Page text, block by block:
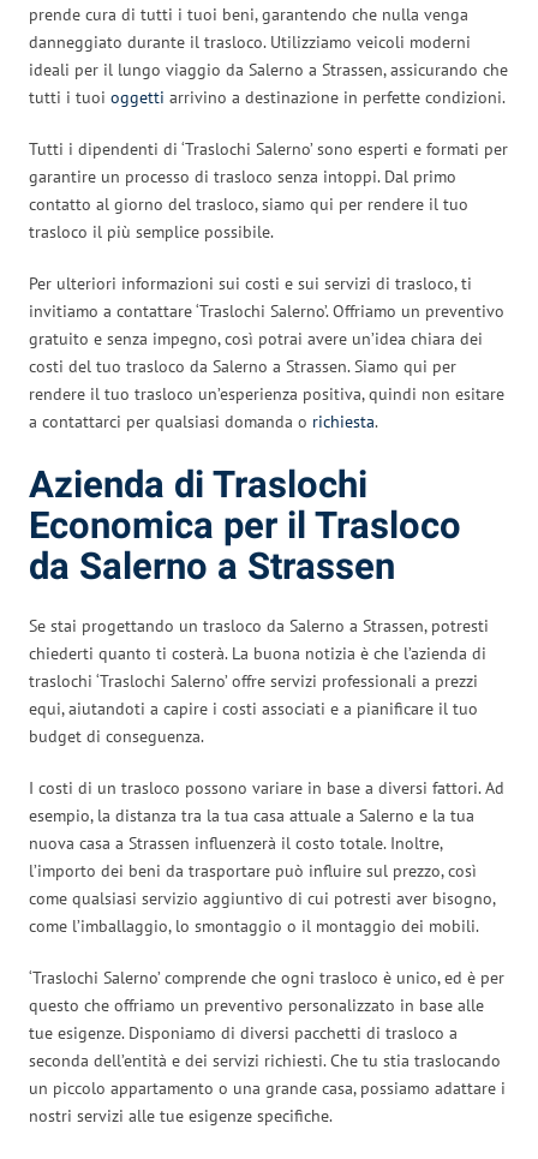
prende cura di tutti i tuoi beni, garantendo che nulla venga
danneggiato durante il trasloco. Utilizziamo veicoli moderni
ideali per il lungo viaggio da Salerno a Strassen, assicurando che
tutti i tuoi oggetti arrivino a destinazione in perfette condizioni.
Tutti i dipendenti di ‘Traslochi Salerno’ sono esperti e formati per
garantire un processo di trasloco senza intoppi. Dal primo
contatto al giorno del trasloco, siamo qui per rendere il tuo
trasloco il più semplice possibile.
Per ulteriori informazioni sui costi e sui servizi di trasloco, ti
invitiamo a contattare ‘Traslochi Salerno’. Offriamo un preventivo
gratuito e senza impegno, così potrai avere un’idea chiara dei
costi del tuo trasloco da Salerno a Strassen. Siamo qui per
rendere il tuo trasloco un’esperienza positiva, quindi non esitare
a contattarci per qualsiasi domanda o richiesta.
Azienda di Traslochi
Economica per il Trasloco
da Salerno a Strassen
Se stai progettando un trasloco da Salerno a Strassen, potresti
chiederti quanto ti costerà. La buona notizia è che l’azienda di
traslochi ‘Traslochi Salerno’ offre servizi professionali a prezzi
equi, aiutandoti a capire i costi associati e a pianificare il tuo
budget di conseguenza.
I costi di un trasloco possono variare in base a diversi fattori. Ad
esempio, la distanza tra la tua casa attuale a Salerno e la tua
nuova casa a Strassen influenzerà il costo totale. Inoltre,
l’importo dei beni da trasportare può influire sul prezzo, così
come qualsiasi servizio aggiuntivo di cui potresti aver bisogno,
come l’imballaggio, lo smontaggio o il montaggio dei mobili.
‘Traslochi Salerno’ comprende che ogni trasloco è unico, ed è per
questo che offriamo un preventivo personalizzato in base alle
tue esigenze. Disponiamo di diversi pacchetti di trasloco a
seconda dell’entità e dei servizi richiesti. Che tu stia traslocando
un piccolo appartamento o una grande casa, possiamo adattare i
nostri servizi alle tue esigenze specifiche.